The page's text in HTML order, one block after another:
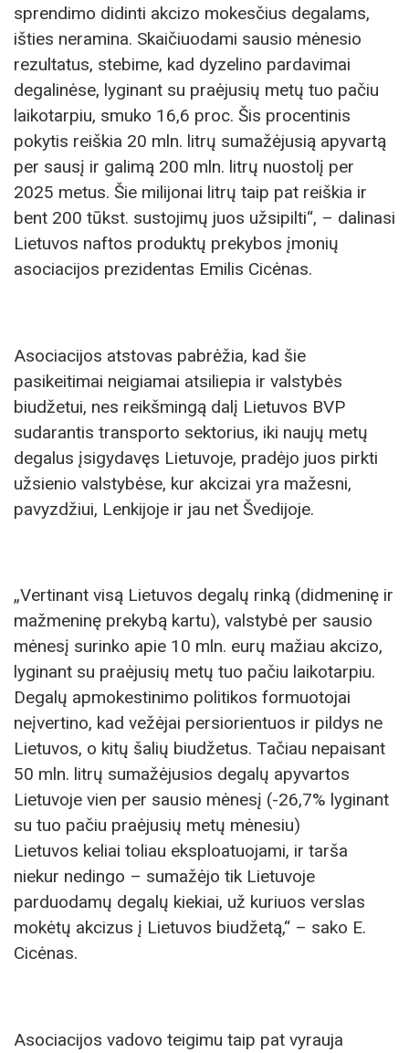
sprendimo didinti akcizo mokesčius degalams,
išties neramina. Skaičiuodami sausio mėnesio
rezultatus, stebime, kad dyzelino pardavimai
degalinėse, lyginant su praėjusių metų tuo pačiu
laikotarpiu, smuko 16,6 proc. Šis procentinis
pokytis reiškia 20 mln. litrų sumažėjusią apyvartą
per sausį ir galimą 200 mln. litrų nuostolį per
2025 metus. Šie milijonai litrų taip pat reiškia ir
bent 200 tūkst. sustojimų juos užsipilti“, – dalinasi
Lietuvos naftos produktų prekybos įmonių
asociacijos prezidentas Emilis Cicėnas.
Asociacijos atstovas pabrėžia, kad šie
pasikeitimai neigiamai atsiliepia ir valstybės
biudžetui, nes reikšmingą dalį Lietuvos BVP
sudarantis transporto sektorius, iki naujų metų
degalus įsigydavęs Lietuvoje, pradėjo juos pirkti
užsienio valstybėse, kur akcizai yra mažesni,
pavyzdžiui, Lenkijoje ir jau net Švedijoje.
„Vertinant visą Lietuvos degalų rinką (didmeninę ir
mažmeninę prekybą kartu), valstybė per sausio
mėnesį surinko apie 10 mln. eurų mažiau akcizo,
lyginant su praėjusių metų tuo pačiu laikotarpiu.
Degalų apmokestinimo politikos formuotojai
neįvertino, kad vežėjai persiorientuos ir pildys ne
Lietuvos, o kitų šalių biudžetus. Tačiau nepaisant
50 mln. litrų sumažėjusios degalų apyvartos
Lietuvoje vien per sausio mėnesį (-26,7% lyginant
su tuo pačiu praėjusių metų mėnesiu)
Lietuvos keliai toliau eksploatuojami, ir tarša
niekur nedingo – sumažėjo tik Lietuvoje
parduodamų degalų kiekiai, už kuriuos verslas
mokėtų akcizus į Lietuvos biudžetą,“ – sako E.
Cicėnas.
Asociacijos vadovo teigimu taip pat vyrauja